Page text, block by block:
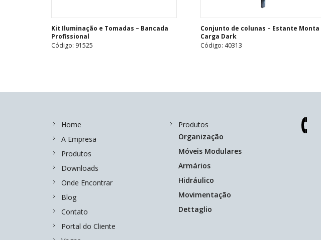
Kit Iluminação e Tomadas – Bancada
Profissional
Código: 91525
Conjunto de colunas – Estante Monta
Carga Dark
Código: 40313
Home
A Empresa
Produtos
Downloads
Onde Encontrar
Blog
Contato
Portal do Cliente
Produtos
Organização
Móveis Modulares
Armários
Hidráulico
Movimentação
Dettaglio